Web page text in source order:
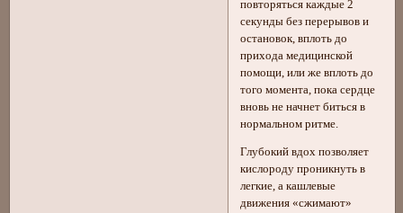
повторяться каждые 2
секунды без перерывов и
остановок, вплоть до
прихода медицинской
помощи, или же вплоть до
того момента, пока сердце
вновь не начнет биться в
нормальном ритме.
Глубокий вдох позволяет
кислороду проникнуть в
легкие, а кашлевые
движения «сжимают»